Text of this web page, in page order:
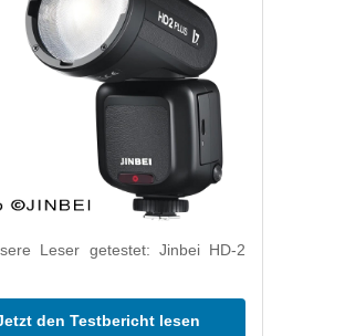
Leser getestet: Jinbei HD-2
den Testbericht lesen